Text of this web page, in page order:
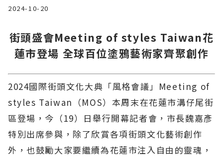
2024-10-20
街頭盛會Meeting of styles Taiwan花
蓮市登場 全球百位塗鴉藝術家齊聚創作
2024國際街頭文化大典「風格會議」Meeting of
styles Taiwan（MOS）本周末在花蓮市溝仔尾街
區登場，今（19）日舉行開幕記者會，市長魏嘉彥
特別出席參與，除了欣賞各項街頭文化藝術創作
外，也鼓勵大家要繼續為花蓮市注入自由的靈魂，